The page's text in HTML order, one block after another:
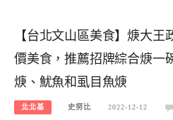
【台北文山區美食】焿大
價美食，推薦招牌綜合焿一
焿、魷魚和虱目魚焿
北北基 史努比 2022-12-12